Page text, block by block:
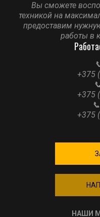
Вы сможете
техникой на
предоставим
работы в
+375
+375
+375
НАШИ